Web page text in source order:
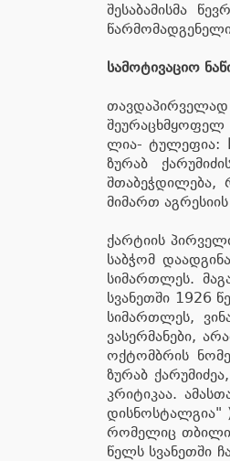
შესაბამისმა
სამოტივაციო
შეურაცხმყოფელ
ლია- ტულე­ფია:
ზურაბ
შთაბეჭდილება,
მიმართ
ქარტიის
საბჭომ
სიმართლეს.
სვანეთში 1926
სიმართლეს,
ვასერმანები,
ოქტომბრის
ზურაბ
კრიტიკაა.
დისნოს­ტალ­გია"
რო­მე­ლიც
წელს სვა­ნეთ­ში